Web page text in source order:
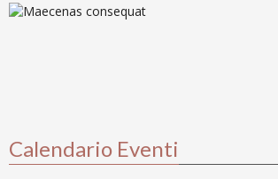
Calendario Eventi